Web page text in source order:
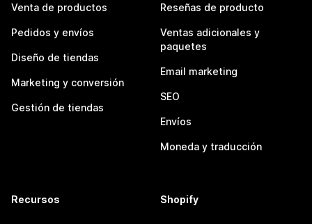
Venta de productos
Pedidos y envíos
Diseño de tiendas
Marketing y conversión
Gestión de tiendas
Reseñas de producto
Ventas adicionales y
paquetes
Email marketing
SEO
Envíos
Moneda y traducción
Recursos Shopify